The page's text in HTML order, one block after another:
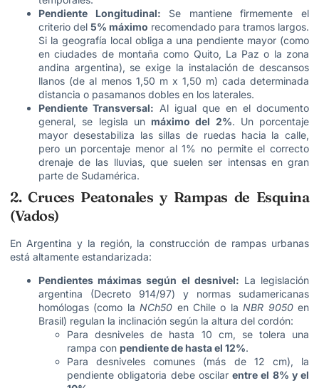
Pendiente Longitudinal: Se mantiene firmemente el
criterio del 5% máximo recomendado para tramos largos.
Si la geografía local obliga a una pendiente mayor (como
en ciudades de montaña como Quito, La Paz o la zona
andina argentina), se exige la instalación de descansos
llanos (de al menos 1,50 m x 1,50 m) cada determinada
distancia o pasamanos dobles en los laterales.
Pendiente Transversal: Al igual que en el documento
general, se legisla un máximo del 2%. Un porcentaje
mayor desestabiliza las sillas de ruedas hacia la calle,
pero un porcentaje menor al 1% no permite el correcto
drenaje de las lluvias, que suelen ser intensas en gran
parte de Sudamérica.
2. Cruces Peatonales y Rampas de Esquina
(Vados)
En Argentina y la región, la construcción de rampas urbanas
está altamente estandarizada:
Pendientes máximas según el desnivel: La legislación
argentina (Decreto 914/97) y normas sudamericanas
homólogas (como laNCh50 en Chile o laNBR 9050en
Brasil) regulan la inclinación según la altura del cordón:
Para desniveles de hasta 10 cm, se tolera una
rampa con pendiente de hasta el 12%.
Para desniveles comunes (más de 12 cm), la
pendiente obligatoria debe oscilar entre el 8% y el